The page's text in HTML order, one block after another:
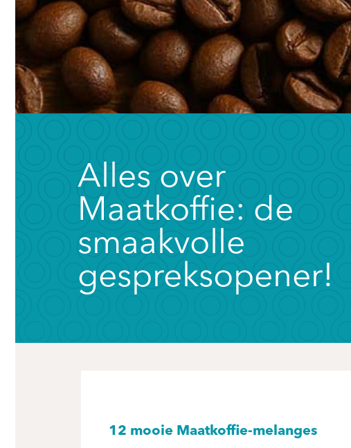
Alles over
Maatkoffie: de
smaakvolle
gespreksopener!
12 mooie Maatkoffie-melanges